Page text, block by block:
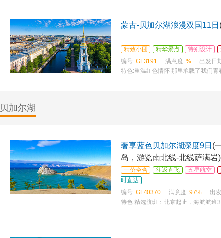
蒙古-贝加尔湖浪漫双国11日
精致小团 精华景点 特别设计
编号: GL3191 满意度: %
出发日
特色:重温红色情怀 那里承载了我们
贝加尔湖
奢享蓝色贝加尔湖深度9日 (
岛，游览南北线-北线萨满岩)
一价全含 往返直飞 五星航空
时直达
编号: GL40370 满意度: 97%
出
特色:精选航班：北京起止，海航航班